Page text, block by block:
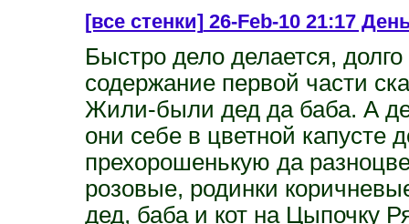
[все стенки]26-Feb-10 21:17
Быстро дело делается,
содержание первой части
Жили-были дед да баба. А
они себе в цветной капусте
прехорошенькую да
розовые, родинки
дед, баба и кот на Цыпочку